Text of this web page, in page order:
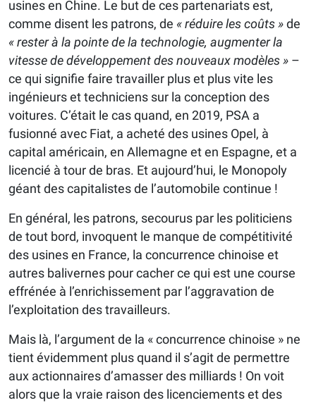
usines en Chine. Le but de ces partenariats est,
comme disent les patrons, de « réduire les coûts »de
« rester à la pointe de la technologie, augmenter la
vitesse de développement des nouveaux modèles » –
ce qui signifie faire travailler plus et plus vite les
ingénieurs et techniciens sur la conception des
voitures. C’était le cas quand, en 2019, PSA a
fusionné avec Fiat, a acheté des usines Opel, à
capital américain, en Allemagne et en Espagne, et a
licencié à tour de bras. Et aujourd’hui, le Monopoly
géant des capitalistes de l’automobile continue !
En général, les patrons, secourus par les politiciens
de tout bord, invoquent le manque de compétitivité
des usines en France, la concurrence chinoise et
autres balivernes pour cacher ce qui est une course
effrénée à l’enrichissement par l’aggravation de
l’exploitation des travailleurs.
Mais là, l’argument de la « concurrence chinoise » ne
tient évidemment plus quand il s’agit de permettre
aux actionnaires d’amasser des milliards ! On voit
alors que la vraie raison des licenciements et des